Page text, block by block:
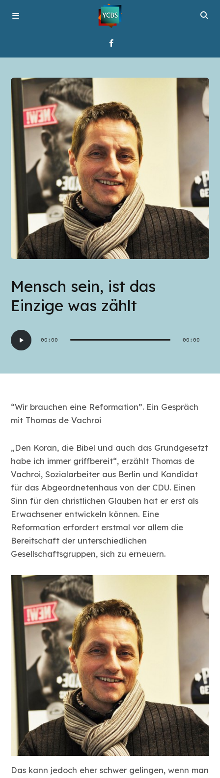
Programme
Über YCBS
Media Bridges
Mensch sein, ist das
Einzige was zählt
Audio-
Player
00:00 00:00
“Wir brauchen eine Reformation”. Ein Gespräch
mit Thomas de Vachroi
„Den Koran, die Bibel und auch das Grundgesetzt
habe ich immer griffbereit“, erzählt Thomas de
Vachroi, Sozialarbeiter aus Berlin und Kandidat
für das Abgeordnetenhaus von der CDU. Einen
Sinn für den christlichen Glauben hat er erst als
Erwachsener entwickeln können. Eine
Reformation erfordert erstmal vor allem die
Bereitschaft der unterschiedlichen
Gesellschaftsgruppen, sich zu erneuern.
Das kann jedoch eher schwer gelingen, wenn man